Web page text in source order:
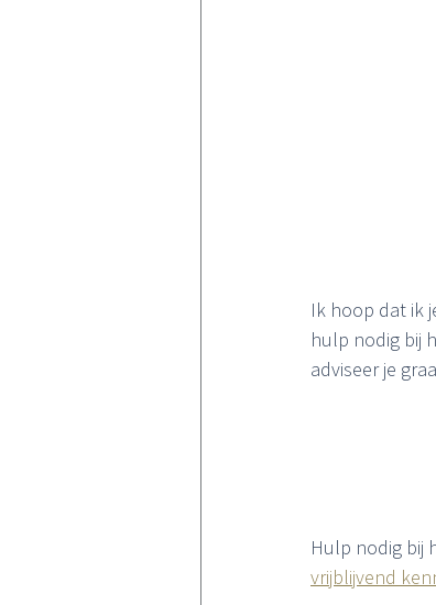
Ik hoop dat ik
hulp nodig bij
adviseer je
Hulp nodig bij
vrijblijvend